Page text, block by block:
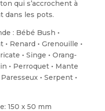
qui s’accrochent à
dans les pots.
: Bébé Bush •
Renard • Grenouille •
• Singe • Orang-
• Perroquet • Mante
• Serpent •
150 x 50 mm